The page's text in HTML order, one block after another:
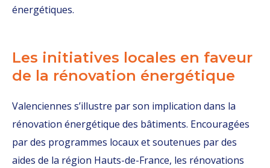
énergétiques.
Les initiatives locales en faveur
de la rénovation énergétique
Valenciennes s’illustre par son implication dans la
rénovation énergétique des bâtiments. Encouragées
par des programmes locaux et soutenues par des
aides de la région Hauts-de-France, les rénovations